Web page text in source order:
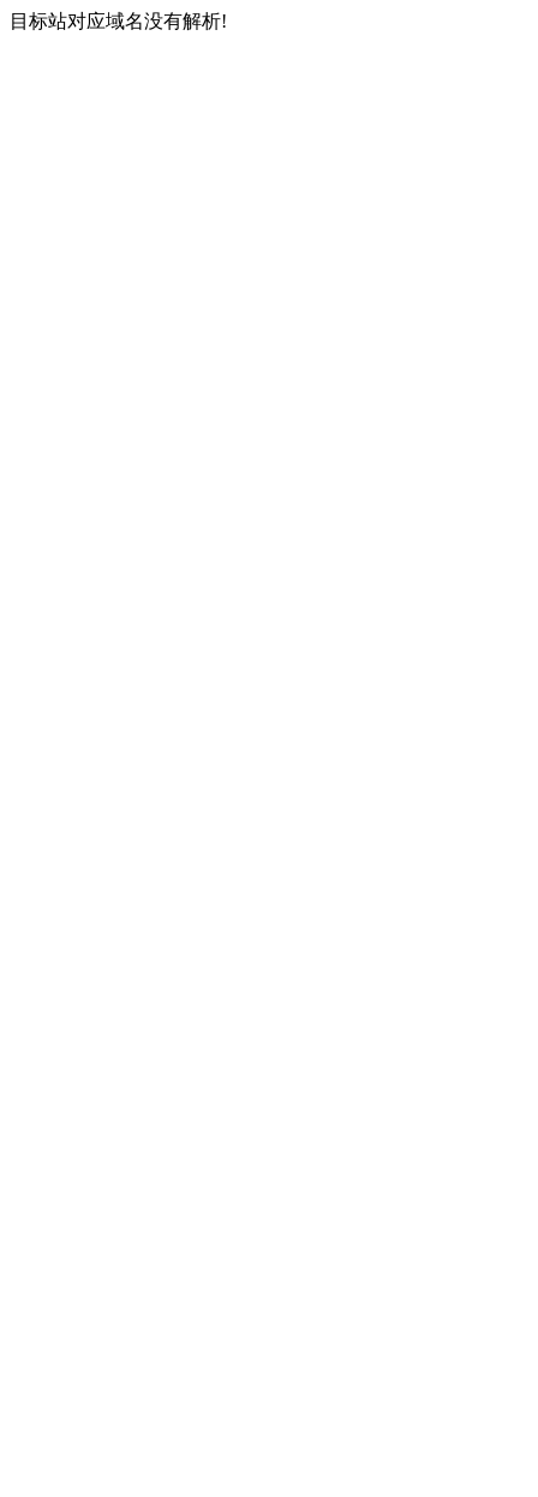
目标站对应域名没有解析!